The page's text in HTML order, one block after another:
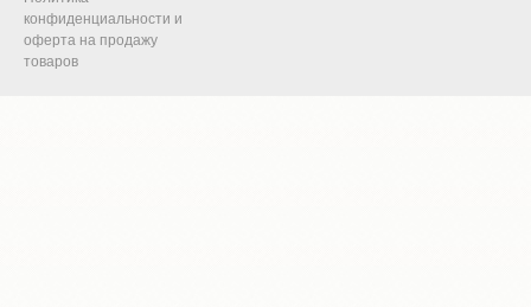
конфиденциальности и
оферта на продажу
товаров